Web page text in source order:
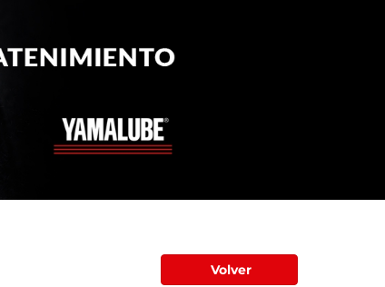
Volver